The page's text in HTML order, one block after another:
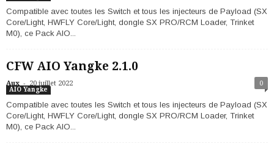
Compatible avec toutes les Switch et tous les injecteurs de Payload (SX
Core/Light, HWFLY Core/Light, dongle SX PRO/RCM Loader, Trinket
M0), ce Pack AIO...
CFW AIO Yangke 2.1.0
Aux - 20 juillet 2022 0
AIO Yangke
Compatible avec toutes les Switch et tous les injecteurs de Payload (SX
Core/Light, HWFLY Core/Light, dongle SX PRO/RCM Loader, Trinket
M0), ce Pack AIO...